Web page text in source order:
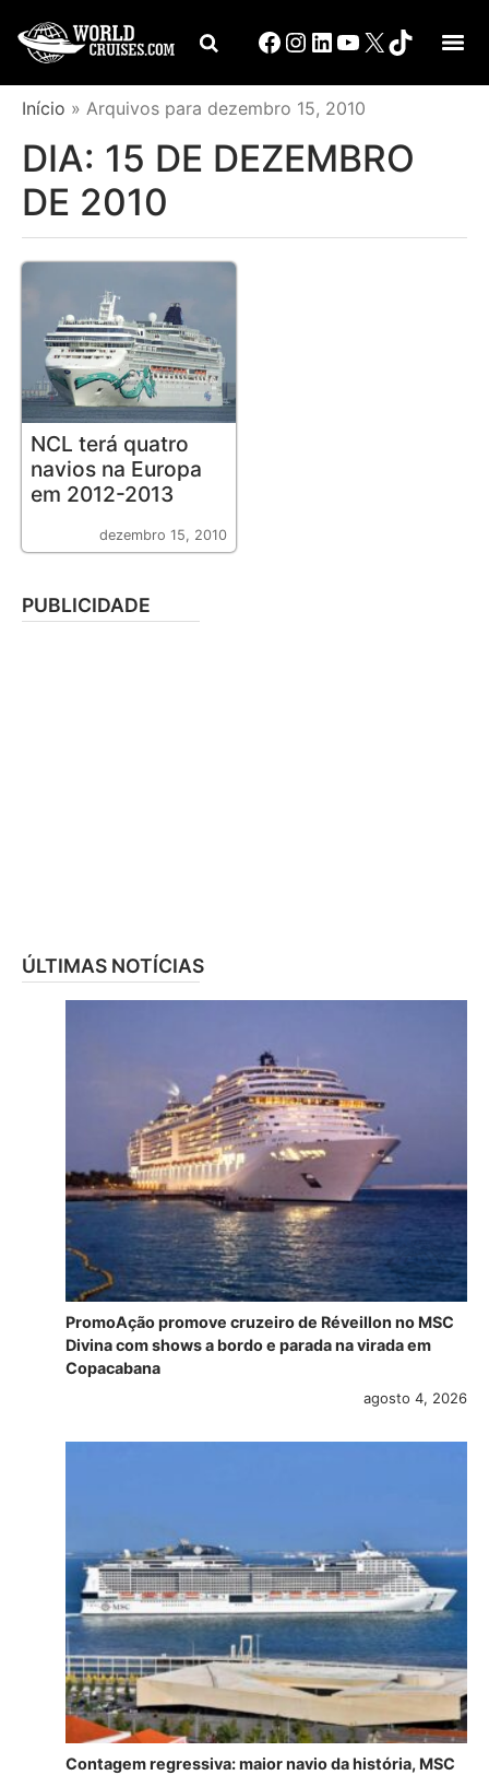
Início » Arquivos para dezembro 15, 2010
DIA: 15 DE DEZEMBRO
DE 2010
NCL terá quatro
navios na Europa
em 2012-2013
dezembro 15, 2010
PUBLICIDADE
ÚLTIMAS NOTÍCIAS
PromoAção promove cruzeiro de Réveillon no MSC
Divina com shows a bordo e parada na virada em
Copacabana
agosto 4, 2026
Contagem regressiva: maior navio da história, MSC